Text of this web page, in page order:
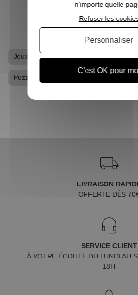
Jeux Produits dérivés Harry Potter
Puzzle Harry Potter
LIVRAISON
OFFERTE DÈS
SERVICE CLIENT
À VOTRE ÉCOUTE DU LUNDI AU
18H
n'importe quelle
C'est OK pour
Refuser les
Personnaliser